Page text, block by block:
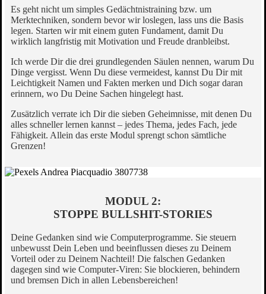
Es geht nicht um simples Gedächtnistraining bzw. um
Merktechniken, sondern bevor wir loslegen, lass uns die Basis
legen. Starten wir mit einem guten Fundament, damit Du
wirklich langfristig mit Motivation und Freude dranbleibst.
Ich werde Dir die drei grundlegenden Säulen nennen, warum Du
Dinge vergisst. Wenn Du diese vermeidest, kannst Du Dir mit
Leichtigkeit Namen und Fakten merken und Dich sogar daran
erinnern, wo Du Deine Sachen hingelegt hast.
Zusätzlich verrate ich Dir die sieben Geheimnisse, mit denen Du
alles schneller lernen kannst – jedes Thema, jedes Fach, jede
Fähigkeit. Allein das erste Modul sprengt schon sämtliche
Grenzen!
MODUL 2:
STOPPE BULLSHIT-STORIES
Deine Gedanken sind wie Computerprogramme. Sie steuern
unbewusst Dein Leben und beeinflussen dieses zu Deinem
Vorteil oder zu Deinem Nachteil! Die falschen Gedanken
dagegen sind wie Computer-Viren: Sie blockieren, behindern
und bremsen Dich in allen Lebensbereichen!